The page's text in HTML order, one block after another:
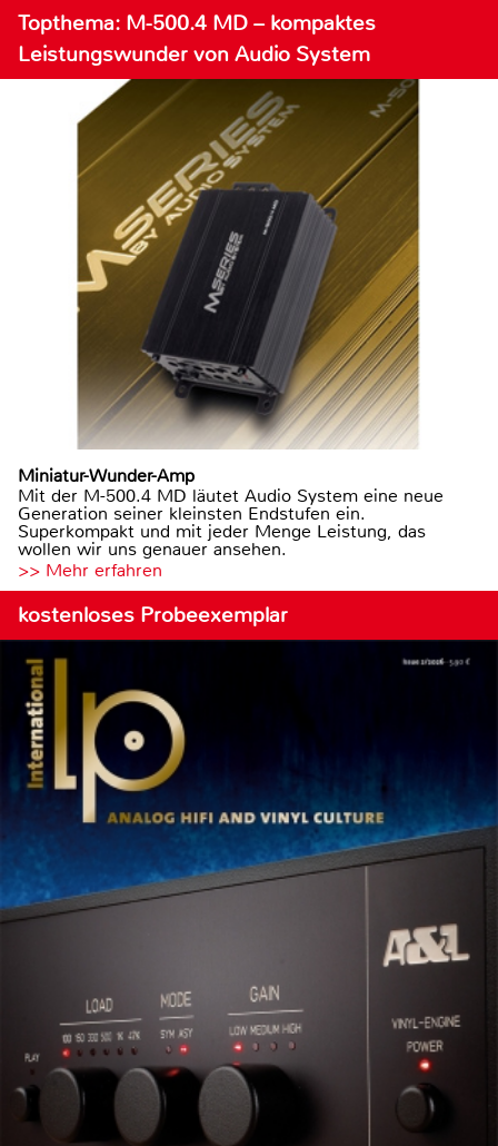
Topthema: M-500.4 MD – kompaktes
Leistungswunder von Audio System
Miniatur-Wunder-Amp
Mit der M-500.4 MD läutet Audio System eine neue
Generation seiner kleinsten Endstufen ein.
Superkompakt und mit jeder Menge Leistung, das
wollen wir uns genauer ansehen.
>> Mehr erfahren
kostenloses Probeexemplar